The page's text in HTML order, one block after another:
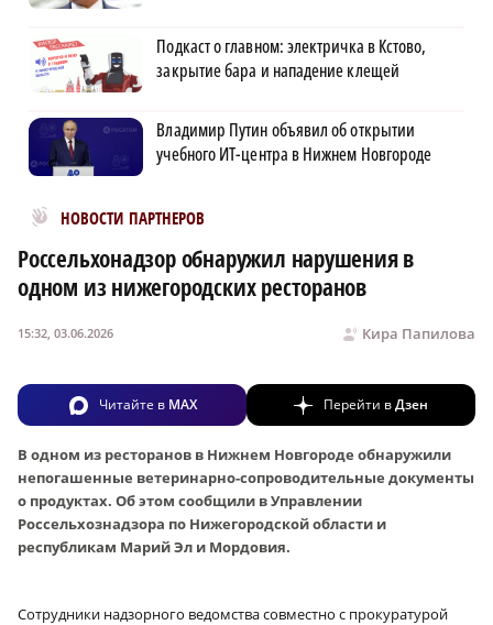
Подкаст о главном: электричка в Кстово,
закрытие бара и нападение клещей
Владимир Путин объявил об открытии
учебного ИТ-центра в Нижнем Новгороде
НОВОСТИ ПАРТНЕРОВ
Новости МирТесен
Россельхонадзор обнаружил нарушения в
одном из нижегородских ресторанов
Кира Папилова
15:32, 03.06.2026
Читайте в MAX Перейти вДзен
В одном из ресторанов в Нижнем Новгороде обнаружили
непогашенные ветеринарно-сопроводительные документы
о продуктах. Об этом сообщили в Управлении
Россельхознадзора по Нижегородской области и
республикам Марий Эл и Мордовия.
Сотрудники надзорного ведомства совместно с прокуратурой